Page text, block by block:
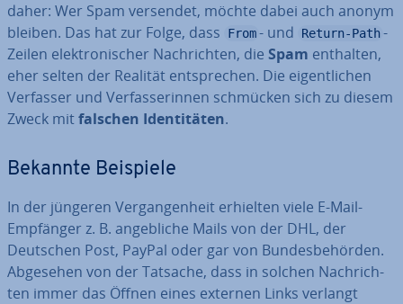
daher: Wer Spam versendet, möchte dabei auch anonym
bleiben. Das hat zur Folge, dass
From - und Return-Path -
Zeilen elek­tro­ni­scher Nach­rich­ten, die Spam enthalten,
eher selten der Realität ent­spre­chen. Die ei­gent­li­chen
Verfasser und Ver­fas­se­rin­nen schmücken sich zu diesem
Zweck mitfalschen Iden­ti­tä­ten.
Bekannte Beispiele
In der jüngeren Ver­gan­gen­heit erhielten viele E-Mail-
Empfänger z. B. an­geb­li­che Mails von der DHL, der
Deutschen Post, PayPal oder gar von Bun­des­be­hör­den.
Abgesehen von der Tatsache, dass in solchen Nach­rich­
ten immer das Öffnen eines externen Links verlangt